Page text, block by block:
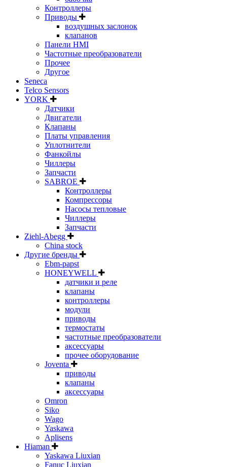
Контроллеры
Приводы
воздушных заслонок
клапанов
Панели HMI
Частотные преобразователи
Прочее
Другое
Seneca
Telco Sensors
YORK
Датчики
Двигатели
Клапаны
Платы управления
Уплотнители
Фанкойлы
Чиллеры
Запчасти
SABROE
Контроллеры
Компрессоры
Насосы тепловые
Чиллеры
Запчасти
Ziehl-Abegg
China stock
Другие бренды
Ebm-papst
HONEYWELL
датчики и реле
клапаны
контроллеры
модули
приводы
термостаты
частотные преобразователи
аксессуары
прочее оборудование
Joventa
приводы
клапаны
аксессуары
Omron
Siko
Wago
Yaskawa
Aplisens
Hiaman
Yaskawa Liuxian
Fanuc Liuxian